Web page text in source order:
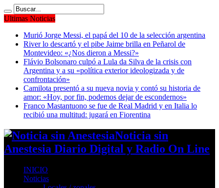
Ultimas Noticias
Murió Jorge Messi, el papá del 10 de la selección argentina
River lo descartó y el pibe Jaime brilla en Peñarol de
Montevideo: «¿Nos dieron a Messi?»
Flávio Bolsonaro culpó a Lula da Silva de la crisis con
Argentina y a su «política exterior ideologizada y de
confrontación»
Camilota presentó a su nueva novia y contó su historia de
amor: «Hoy, por fin, podemos dejar de escondernos»
Franco Mastantuono se fue de Real Madrid y en Italia lo
recibió una multitud: jugará en Fiorentina
Noticia sin
Anestesia Diario Digital y Radio On Line
INICIO
Noticias